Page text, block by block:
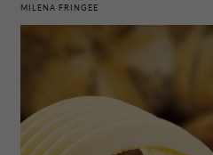
MILENA FRINGEE